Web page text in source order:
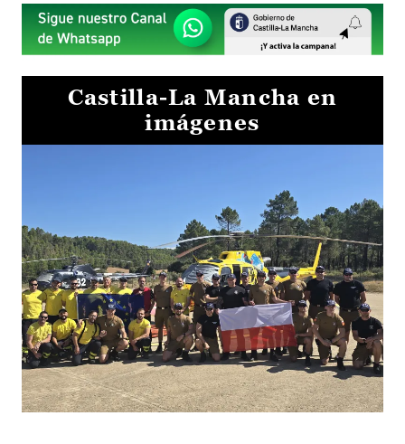
Castilla-La Mancha en
imágenes